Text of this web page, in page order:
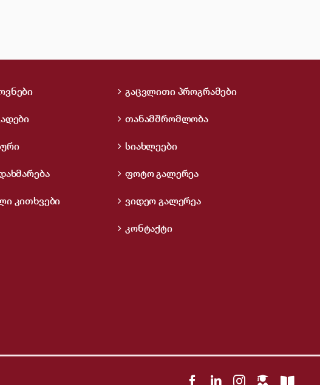
კითხვები
გაცვლითი პროგრამები
თანამშრომლობა
სიახლეები
ფოტო გალერეა
ვიდეო გალერეა
კონტაქტი
Facebook
LinkedInInstagram
LMS